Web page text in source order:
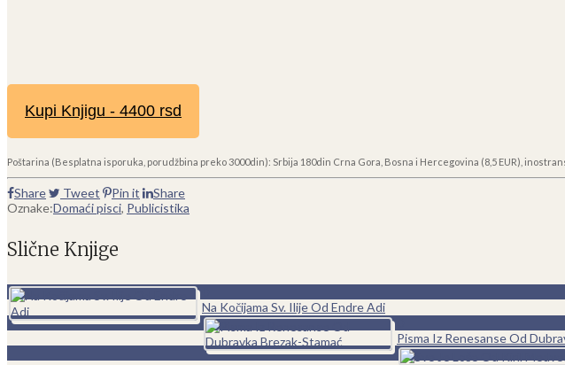
Kupi Knjigu - 4400 rsd
Poštarina (Besplatna isporuka, porudžbina preko 3000din): Srbija 180din Crna Gora, Bosna i Hercegovina (8,5 EUR),
Share Tweet Pin it
Share
Oznake:Domaći pisci, Publicistika
Slične Knjige
Na Kočijama Sv. Ilije Od Endre Adi
Pisma Iz Renesanse Od